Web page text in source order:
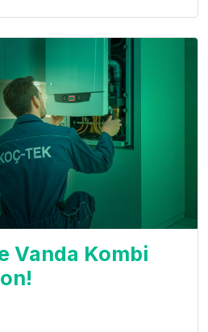
Vanda Kombi